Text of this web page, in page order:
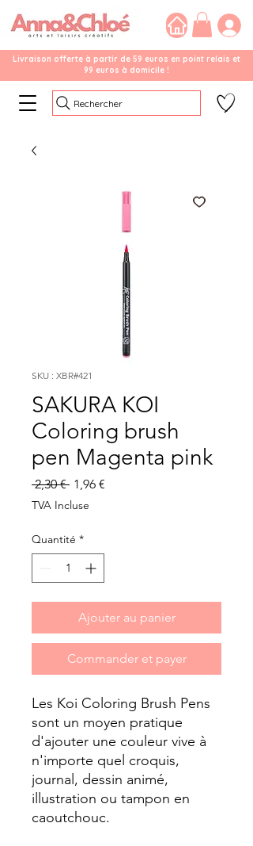
Livraison offerte à partir de 59 euros en point relais et
99 euros à domicile !
Rechercher
SKU : XBR#421
SAKURA KOI
Coloring brush
pen Magenta pink
2,30 € Prix
original
1,96 €
TVA Incluse
Quantité *
Ajouter au panier
Commander et payer
Les Koi Coloring Brush Pens
sont un moyen pratique
d'ajouter une couleur vive à
n'importe quel croquis,
journal, dessin animé,
illustration ou tampon en
caoutchouc.